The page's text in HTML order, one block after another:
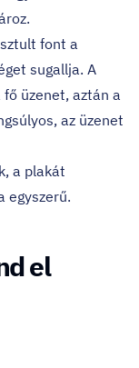
font a
sugallja. A
üzenet, aztán a
az üzenet
a plakát
egyszerű.
el